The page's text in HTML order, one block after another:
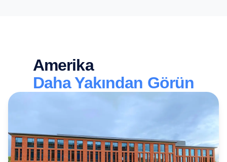
Amerika
Daha Yakından Görün